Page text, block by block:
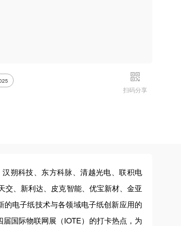
扫码分享
朔科技、东方科脉、清越光电、联积电
交、新利达、皮克智能、优宝新材、金亚
电子纸技术与各领域电子纸创新应用的
国际物联网展（IOTE）的打卡热点，为